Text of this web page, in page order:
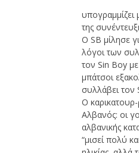
υπογραμμίζει
της
Ο SB μίλησε
λόγοι των
τον Sin Boy
μπάτσοι
συλλάβει τον
Ο
Αλβανός: οι
αλβανικής
“μισεί πολύ